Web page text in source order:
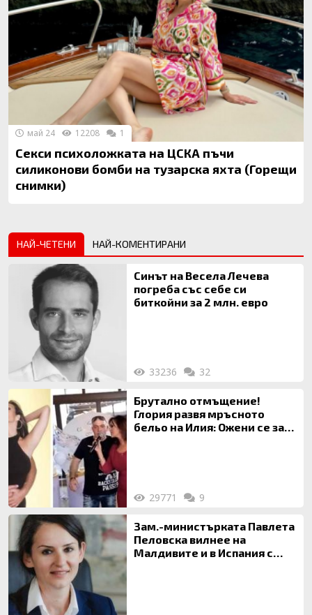
Секси психоложката на ЦСКА пъчи
силиконови бомби на тузарска яхта (Горещи
снимки)
май 24 12208 1
НАЙ-ЧЕТЕНИ НАЙ-КОМЕНТИРАНИ
Синът на Весела Лечева
погреба със себе си
биткойни за 2 млн. евро
33236 32
Брутално отмъщение!
Глория развя мръсното
бельо на Илия: Ожени се за
29771 9
Зам.-министърката Павлета
Пеловска вилнее на
Малдивите и в Испания с